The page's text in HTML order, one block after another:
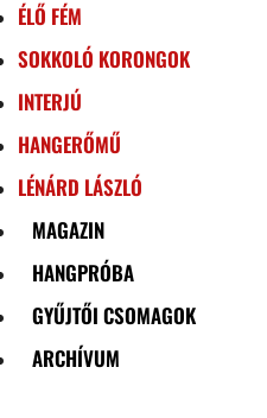
ÉLŐ FÉM
SOKKOLÓ KORONGOK
INTERJÚ
HANGERŐMŰ
LÉNÁRD LÁSZLÓ
MAGAZIN
HANGPRÓBA
GYŰJTŐI CSOMAGOK
ARCHÍVUM